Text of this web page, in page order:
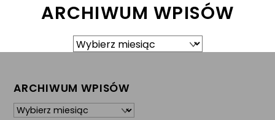
ARCHIWUM WPISÓW
Archiwum
ARCHIWUM WPISÓW
Archiwum